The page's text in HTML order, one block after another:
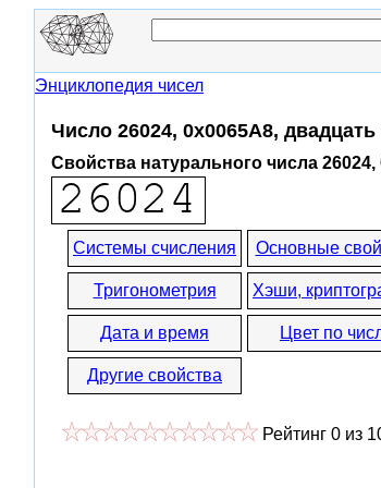
Энциклопедия чисел
Число 26024, 0x0065A8,
Свойства натурального числа 26024,
Системы счисления Основные
Тригонометрия Хэши,
Дата и время Цвет по
Другие свойства
Рейтинг 0 из